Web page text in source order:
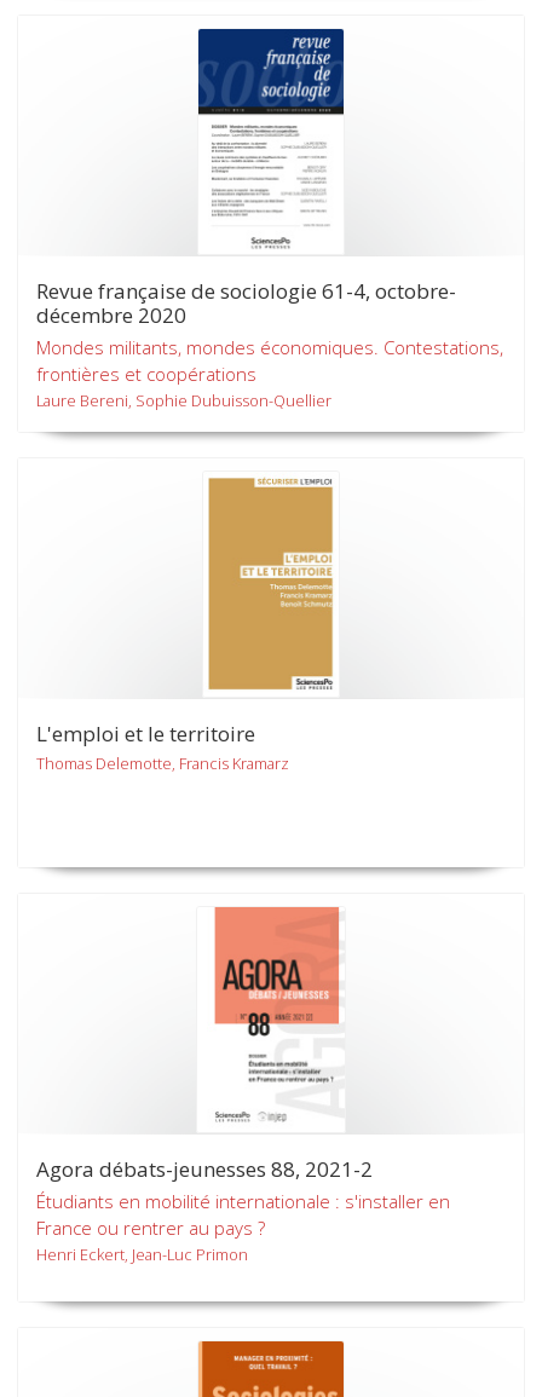
Revue française de sociologie 61-4, octobre-
décembre 2020
Mondes militants, mondes économiques. Contestations,
frontières et coopérations
Laure Bereni, Sophie Dubuisson-Quellier
L'emploi et le territoire
Thomas Delemotte, Francis Kramarz
Agora débats-jeunesses 88, 2021-2
Étudiants en mobilité internationale : s'installer en
France ou rentrer au pays ?
Henri Eckert, Jean-Luc Primon